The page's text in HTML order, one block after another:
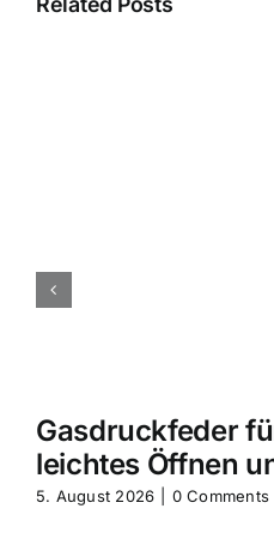
Gasdruckfeder
leichtes Öffnen
5. August 2026 0 Comments